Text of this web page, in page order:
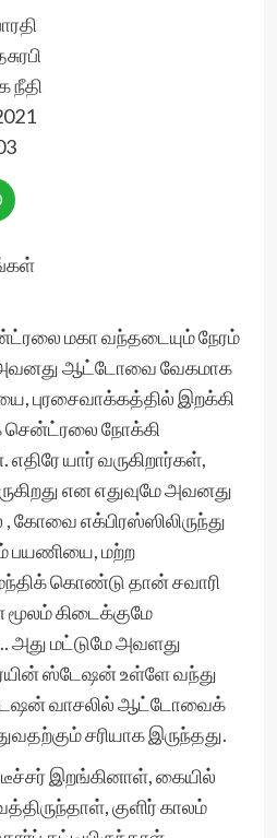
நீதி
மகா வந்தடையும் நேரம்
ஆட்டோவை வேகமாக
புரசைவாக்கத்தில் இறக்கி
சென்ட்ரலை நோக்கி
யார் வருகிறார்கள்,
என எதுவுமே அவனது
எக்பிரஸ்ஸிலிருந்து
பயணியை, மற்ற
கொண்டு தான் சவாரி
மூலம் கிடைக்குமே
மட்டுமே அவளது
ஸ்டேஷன் உள்ளே வந்து
வாசலில் ஆட்டோவைக்
சரியாக இருந்தது.
டீச்சர் இறங்கினாள், கையில்
குளிர் காலம்